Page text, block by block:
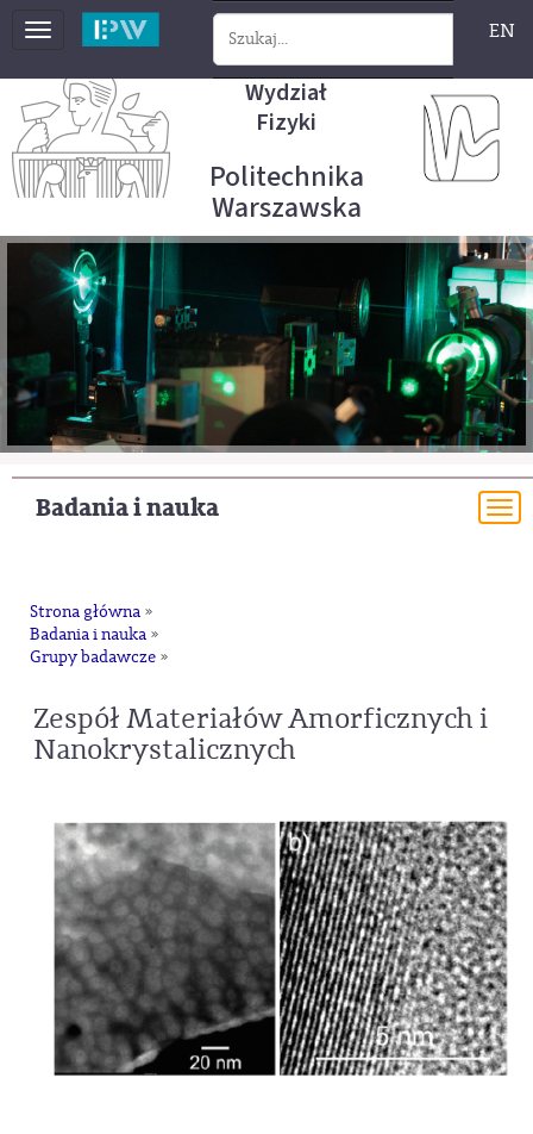
Toggle
EN
Wydział
Fizyki
Politechnika
Warszawska
Badania i nauka
Strona główna »
Badania i nauka »
Grupy badawcze »
Zespół Materiałów Amorficznych i
Nanokrystalicznych